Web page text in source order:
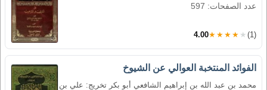
عدد الصفحات: 597
4.00★★★★★ (1)
الفوائد المنتخبة العوالي عن الشيوخ
محمد بن عبد الله بن إبراهيم الشافعي أبو بكر تخريج: علي بن